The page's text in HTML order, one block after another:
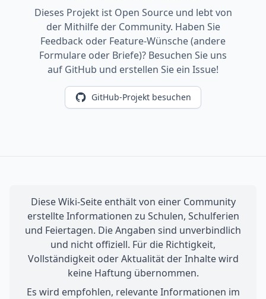
Dieses Projekt ist Open Source und lebt von
der Mithilfe der Community. Haben Sie
Feedback oder Feature-Wünsche (andere
Formulare oder Briefe)? Besuchen Sie uns
auf GitHub und erstellen Sie ein Issue!
GitHub-Projekt besuchen
Diese Wiki-Seite enthält von einer Community
erstellte Informationen zu Schulen, Schulferien
und Feiertagen. Die Angaben sind unverbindlich
und nicht offiziell. Für die Richtigkeit,
Vollständigkeit oder Aktualität der Inhalte wird
keine Haftung übernommen.
Es wird empfohlen, relevante Informationen im